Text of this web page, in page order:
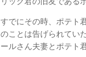
すでにその時、ポテト
のことは告げられてい
ールさん夫妻とポテト